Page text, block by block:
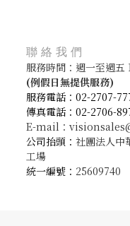
聯絡我們
服務時間：週一至週五
(例假日無提供服務)
服務電話：02-2707-
傳真電話：02-2706-
E-mail：
公司抬頭： 社團法人中
工場
統一編號： 25609740